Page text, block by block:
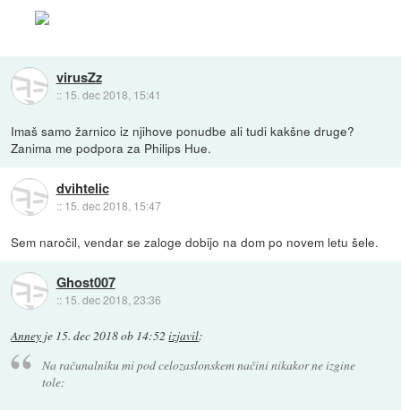
virusZz
:: 15. dec 2018, 15:41
Imaš samo žarnico iz njihove ponudbe ali tudi kakšne druge?
Zanima me podpora za Philips Hue.
dvihtelic
:: 15. dec 2018, 15:47
Sem naročil, vendar se zaloge dobijo na dom po novem letu šele.
Ghost007
:: 15. dec 2018, 23:36
Anney je 15. dec 2018 ob 14:52 izjavil:
Na računalniku mi pod celozaslonskem načini nikakor ne izgine
tole: